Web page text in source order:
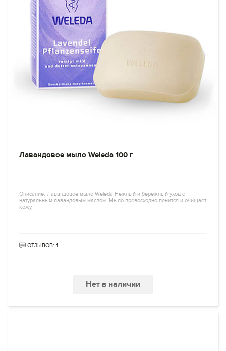
Лавандовое мыло Weleda 100 г
Описание: Лавандовое мыло Weleda Нежный и бережный уход с
натуральным лавандовым маслом. Мыло превосходно пенится и очищает
кожу,
ОТЗЫВОВ: 1
Нет в наличии